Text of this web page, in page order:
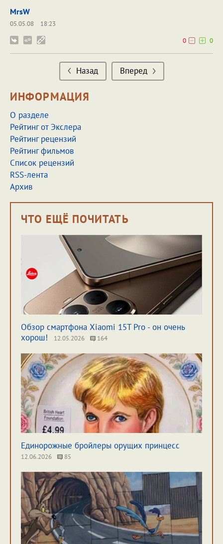
MrsW
05.05.08
18:23
0
0
Назад Вперед
ИНФОРМАЦИЯ
О разделе
Рейтинг от Экслера
Рейтинг рецензий
Рейтинг фильмов
Список рецензий
RSS-лента
Архив
ЧТО ЕЩЁ ПОЧИТАТЬ
Обзор смартфона Xiaomi 15T Pro - он очень
хорош!
12.05.2026 164
Единорожные бройлеры орущих принцесс
12.06.2026 85